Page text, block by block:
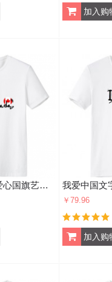
我爱加拿大文字爱心国旗艺术字插画图案 男女白色短袖T恤创意纪念衫个性T恤衫礼物
￥79.96